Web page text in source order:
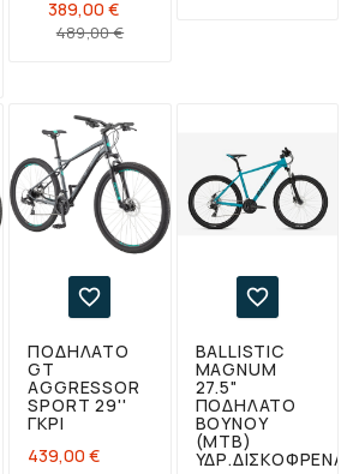
389,00 €
489,00 €Κανονική
Τιμή

ΠΟΔΉΛΑΤΟ
GT
AGGRESSOR
SPORT 29''
ΓΚΡΙ
439,00 €

BALLISTIC
MAGNUM
27.5"
ΠΟΔΉΛΑΤΟ
ΒΟΥΝΟΎ
(ΜΤΒ)
ΥΔΡ.ΔΙΣΚΌΦΡΕΝΑ